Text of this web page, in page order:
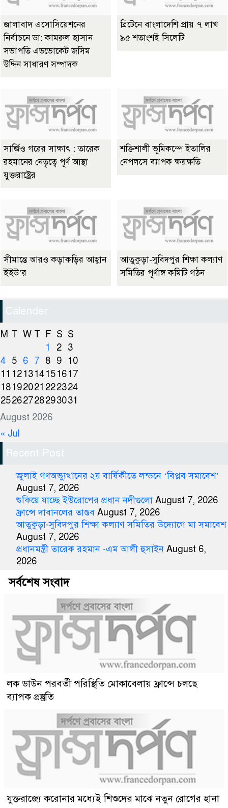
জালাবাদ এসোসিয়েশনের
নির্বাচনে ডা: কামরুল হাসান
সভাপতি এডভোকেট জসিম
উদ্দিন সাধারণ সম্পাদক
ব্রিটেনে বাংলাদেশি প্রায় ৭ লাখ
৯৫ শতাংশই সিলেটি
সার্জিও গরের সাক্ষাৎ : তারেক
রহমানের নেতৃত্বে পূর্ণ আস্থা
যুক্তরাষ্ট্রের
শক্তিশালী ভূমিকম্পে ইতালির
নেপলসে ব্যাপক ক্ষয়ক্ষতি
সীমান্তে আরও কড়াকড়ির আহ্বান
ইইউ’র
আতুকুড়া-সুবিদপুর শিক্ষা কল্যাণ
সমিতির পূর্ণাঙ্গ কমিটি গঠন
Calender
August 2026
M T W T F S S
1
2 3
4 5 6 7 8 9
10
11 121314151617
18192021 222324
25262728293031
« Jul
Recent Post
জুলাই গণঅভ্যুত্থানের ২য় বার্ষিকীতে লন্ডনে ‘বিপ্লব সমাবেশ’
August 7, 2026
শুকিয়ে যাচ্ছে ইউরোপের প্রধান নদীগুলো August 7, 2026
ফ্রান্সে দাবানলের তাণ্ডব August 7, 2026
আতুকুড়া-সুবিদপুর শিক্ষা কল্যাণ সমিতির উদ্যোগে মা সমাবেশ
August 7, 2026
প্রধানমন্ত্রী তারেক রহমান -এম আলী হুসাইন August 6,
2026
সর্বশেষ সংবাদ
লক ডাউন পরবর্তী পরিস্থিতি মোকাবেলায় ফ্রান্সে চলছে
ব্যাপক প্রস্তুতি
যুক্তরাজ্যে করোনার মধ্যেই শিশুদের মাঝে নতুন রোগের হানা